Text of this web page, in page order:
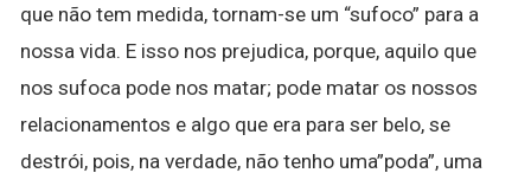
que não tem medida, tornam-se um “sufoco” para a
nossa vida. E isso nos prejudica, porque, aquilo que
nos sufoca pode nos matar; pode matar os nossos
relacionamentos e algo que era para ser belo, se
destrói, pois, na verdade, não tenho uma”poda”, uma